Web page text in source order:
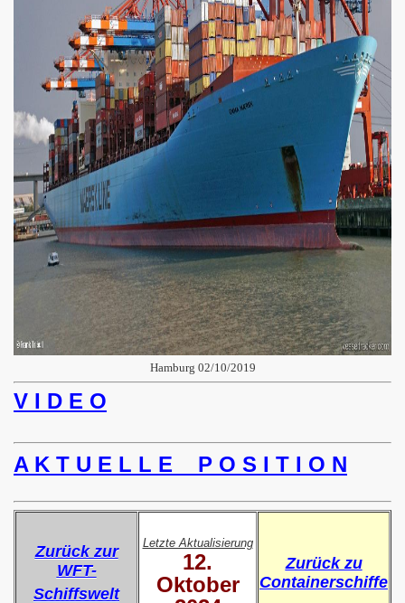
Hamburg 02/10/2019
V I D E O
A K T U E L L E P O S I T I O N
Zurück zur
WFT-
Schiffswelt
Letzte Aktualisierung
12.
Oktober
Zurück zu
Containerschiffe